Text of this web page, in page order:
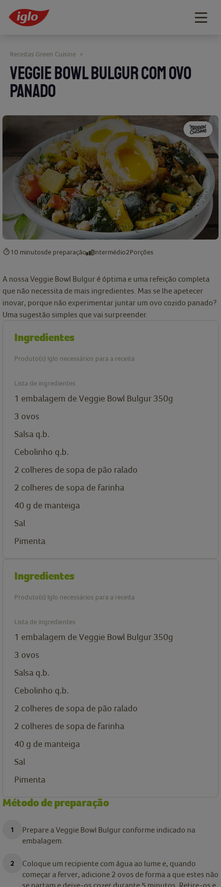
VEGGIE BOWL BULGUR COM OVO
PANADO
Receitas Green Cuisine >
10 minutosde preparação Intermédio2Porções
A nossa Veggie Bowl Bulgur é óptima e uma refeição completa
que não necessita de mais ingredientes. Mas se lhe apetecer
inovar, porque não experimentar juntar um ovo cozido panado?
Uma sugestão simples que vai surpreender.
Ingredientes
Produto(s) Iglo necessários para a receita
Lista de ingredientes
1 embalagem de Veggie Bowl Bulgur 350g
3 ovos
Salsa q.b.
Cebolinho q.b.
2 colheres de sopa de pão ralado
2 colheres de sopa de farinha
40 g de manteiga
Sal
Pimenta
Ingredientes
Produto(s) Iglo necessários para a receita
Lista de ingredientes
1 embalagem de Veggie Bowl Bulgur 350g
3 ovos
Salsa q.b.
Cebolinho q.b.
2 colheres de sopa de pão ralado
2 colheres de sopa de farinha
40 g de manteiga
Sal
Pimenta
Método de preparação
Prepare a Veggie Bowl Bulgur conforme indicado na
embalagem.
Coloque um recipiente com água ao lume e, quando
começar a ferver, adicione 2 ovos de forma a que estes não
se partam e deixe-os cozer durante 5 minutos. Retire-os e